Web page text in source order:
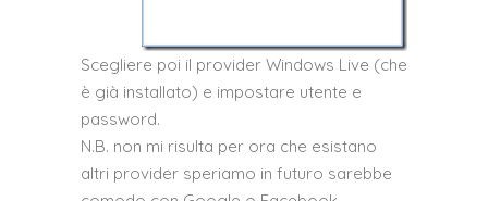
Scegliere poi il provider Windows Live (che
è già installato) e impostare utente e
password.
N.B. non mi risulta per ora che esistano
altri provider speriamo in futuro sarebbe